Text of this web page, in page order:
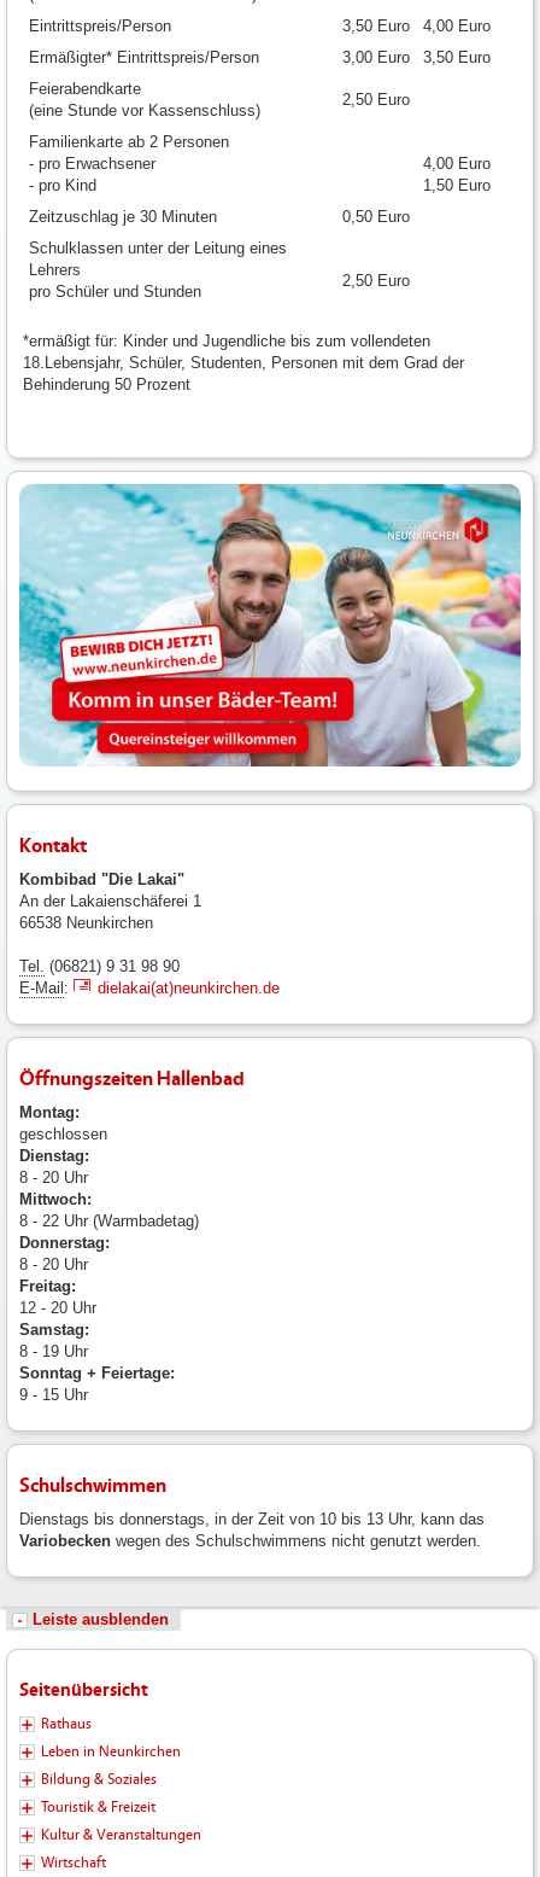
Eintrittspreis/Person
3,50 Euro
4,00 Euro
Ermäßigter* Eintrittspreis/Person
3,00 Euro
3,50 Euro
Feierabendkarte
(eine Stunde vor Kassenschluss)
2,50 Euro
Familienkarte ab 2 Personen
- pro Erwachsener
- pro Kind
4,00 Euro
1,50 Euro
Zeitzuschlag je 30 Minuten
0,50 Euro
Schulklassen unter der Leitung eines
Lehrers
pro Schüler und Stunden
2,50 Euro
*ermäßigt für: Kinder und Jugendliche bis zum vollendeten
18.Lebensjahr, Schüler, Studenten, Personen mit dem Grad der
Behinderung 50 Prozent
Kontakt
Kombibad "Die Lakai"
An der Lakaienschäferei 1
66538 Neunkirchen
Tel. (06821) 9 31 98 90
E-Mail : dielakai(at)neunkirchen.de
Öffnungszeiten Hallenbad
Montag:
geschlossen
Dienstag:
8 - 20 Uhr
Mittwoch:
8 - 22 Uhr (Warmbadetag)
Donnerstag:
8 - 20 Uhr
Freitag:
12 - 20 Uhr
Samstag:
8 - 19 Uhr
Sonntag + Feiertage:
9 - 15 Uhr
Schulschwimmen
Dienstags bis donnerstags, in der Zeit von 10 bis 13 Uhr, kann das
Variobecken wegen des Schulschwimmens nicht genutzt werden.
Leiste ausblenden
Seitenübersicht
Rathaus
Leben in Neunkirchen
Bildung & Soziales
Touristik & Freizeit
Kultur & Veranstaltungen
Wirtschaft